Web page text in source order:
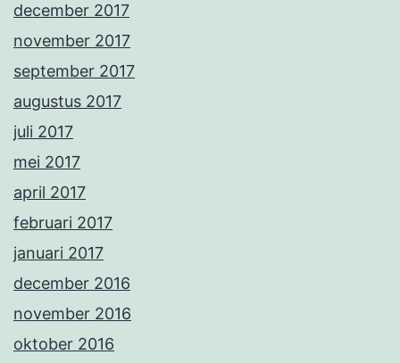
december 2017
november 2017
september 2017
augustus 2017
juli 2017
mei 2017
april 2017
februari 2017
januari 2017
december 2016
november 2016
oktober 2016